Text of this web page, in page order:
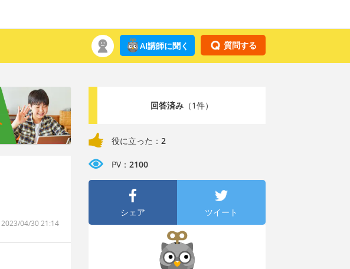
質問する
AI講師に聞く
2023/04/30 21:14
回答済み（1件）
役に立った： 2
PV： 2100
シェア ツイート